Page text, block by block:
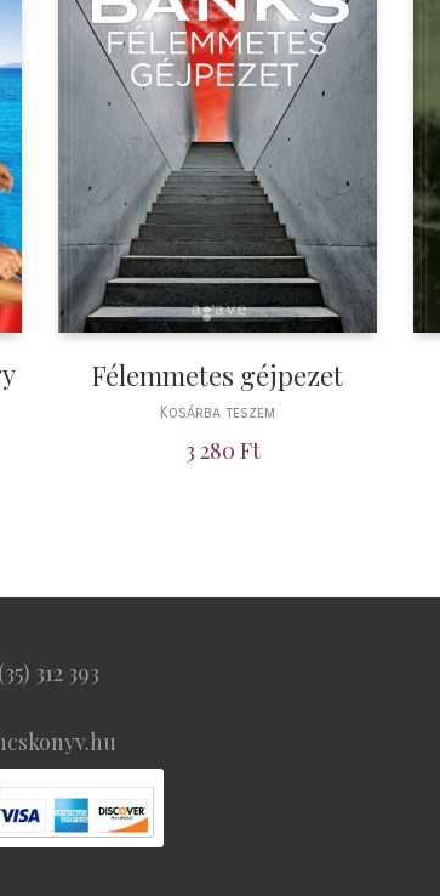
Félemmetes géjpezet
Kosárba teszem
3 280Ft
35) 312 393